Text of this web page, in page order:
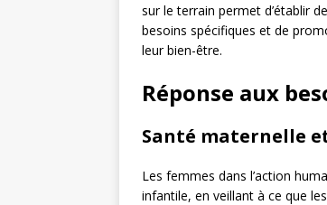
sur le terrain permet d’établir
besoins spécifiques et de
leur bien-être.
Réponse aux
Santé maternelle
Les femmes dans l’action
infantile, en veillant à ce que